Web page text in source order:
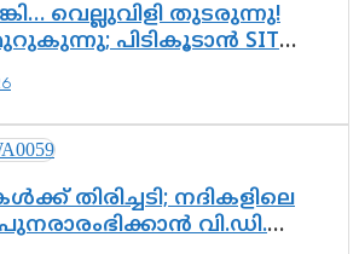
വെല്ലുവിളി തുടരുന്നു!
പിടികൂടാൻ SIT
അല്ല—ആയങ്കി
പുറത്തുവരുക
തിരിച്ചടി; നദികളിലെ
വി.ഡി.